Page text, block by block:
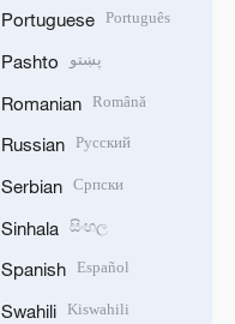
Portuguese Português
Pashto پښتو
Romanian Română
Russian Русский
Serbian Српски
Sinhala සිංහල
Spanish Español
Swahili Kiswahili